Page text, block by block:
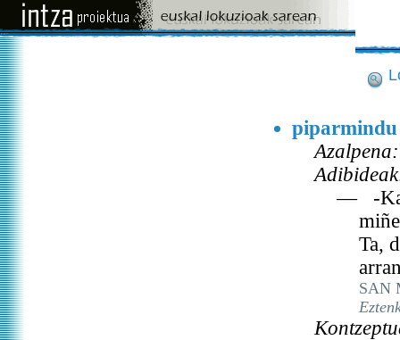
piparmindu
Azalpena:
— -
Ta,
SAN